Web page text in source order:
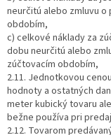
neurčitú alebo zmluvu
obdobím,
c) celkové náklady za
dobu neurčitú alebo
zúčtovacím obdobím,
2.11. Jednotkovou
hodnoty a ostatných
meter kubický tovaru
bežne používa pri
2.12. Tovarom